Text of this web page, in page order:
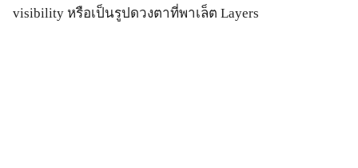
visibility หรือเป็นรูปดวงตาที่พาเล็ต Layers